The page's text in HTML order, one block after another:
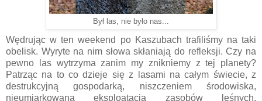
Był las, nie było nas...
Wędrując w ten weekend po Kaszubach trafiliśmy na taki
obelisk. Wyryte na nim słowa skłaniają do refleksji. Czy na
pewno las wytrzyma zanim my znikniemy z tej planety?
Patrząc na to co dzieje się z lasami na całym świecie, z
destrukcyjną gospodarką, niszczeniem środowiska,
nieumiarkowaną eksploatacją zasobów leśnych,